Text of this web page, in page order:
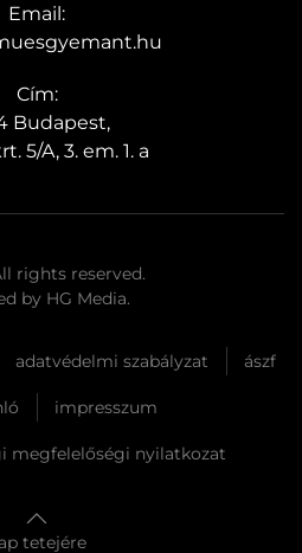
Email:
Cím:
Budapest,
5/A, 3. em. 1. a
rights reserved.
by HG Media.
adatvédelmi szabályzat ászf
impresszum
megfelelőségi nyilatkozat
tetejére